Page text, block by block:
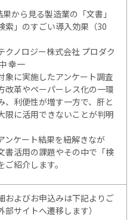
から見る製造業の「文書」
索」のすごい導入効果（30
クノロジー株式会社 プロダク
幸一
象に実施したアンケート調査
改革やペーパーレス化の一環
、利便性が増す一方で、肝と
限に活用できないことが判明
ンケート結果を紐解きなが
書活用の課題やその中で「検
紹介します。
およびお申込みは下記よりご
サイトへ遷移します）